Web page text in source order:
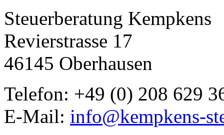
Steuerberatung Kempkens
Revierstrasse 17
46145 Oberhausen
Telefon: +49 (0) 208 629
E-Mail: info@kempkens-